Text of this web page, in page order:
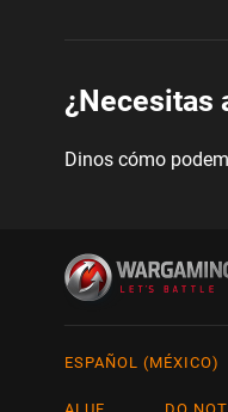
¿Necesitas
Dinos cómo
ESPAÑOL (MÉXICO)